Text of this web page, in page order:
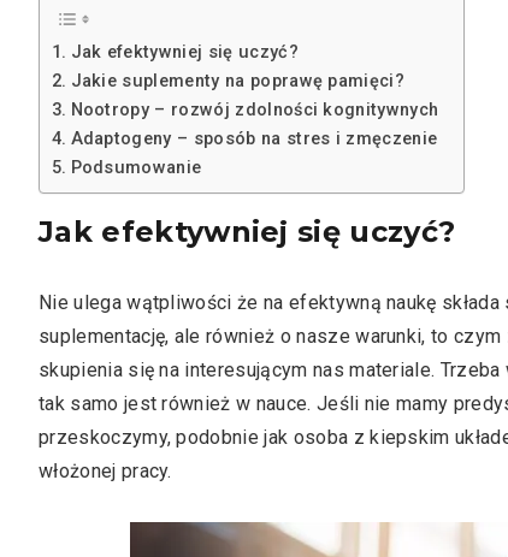
Jak efektywniej się uczyć?
Jakie suplementy na poprawę pamięci?
Nootropy – rozwój zdolności kognitywnych
Adaptogeny – sposób na stres i zmęczenie
Podsumowanie
Jak efektywniej się uczyć?
Nie ulega wątpliwości że na efektywną naukę
suplementację, ale również o nasze warunki, to
skupienia się na interesującym nas materiale.
tak samo jest również w nauce. Jeśli nie mamy
przeskoczymy, podobnie jak osoba z kiepskim
włożonej pracy.